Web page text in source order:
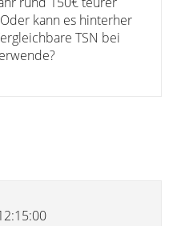
kann es hinterher
TSN bei